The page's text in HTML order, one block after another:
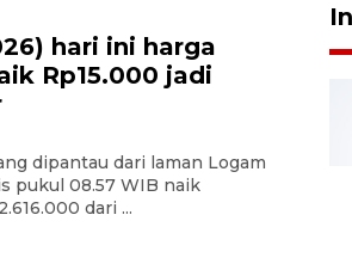
hari ini harga
Rp15.000 jadi
dipantau dari laman Logam
pukul 08.57 WIB naik
dari ...